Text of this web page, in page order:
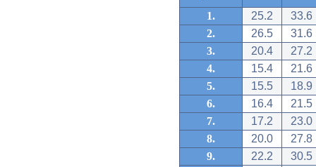
1. 25.2
33.6
2.
26.5
31.6
3.
20.4
27.2
4.
15.4
21.6
5.
15.5
18.9
6.
16.4
21.5
7.
17.2
23.0
8.
20.0
27.8
9.
22.2
30.5